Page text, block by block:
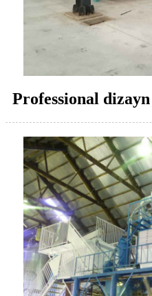
Professional dizayn